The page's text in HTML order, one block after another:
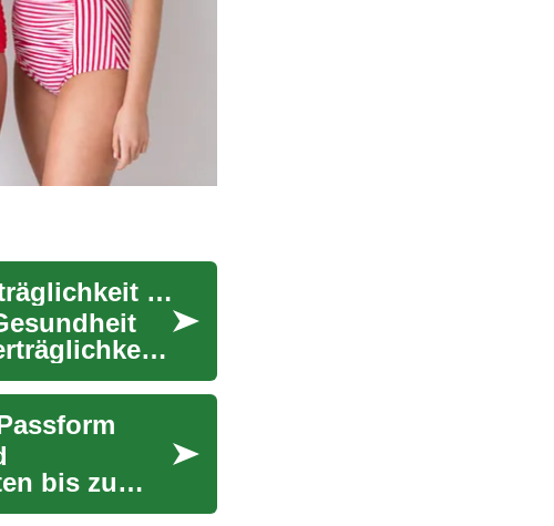
Pflegetrends 2025: Hautgesundheit und Verträglichkeit im Fokus
bis zu